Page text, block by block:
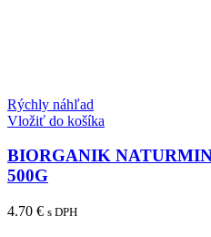
Rýchly náhľad
Vložiť do košíka
BIORGANIK
500G
4.70 € s DPH